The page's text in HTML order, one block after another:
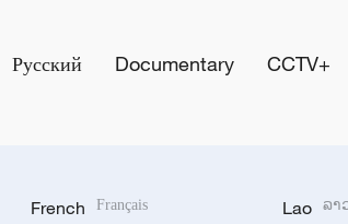
Русский Documentary CCTV+
French Français Lao ລາ